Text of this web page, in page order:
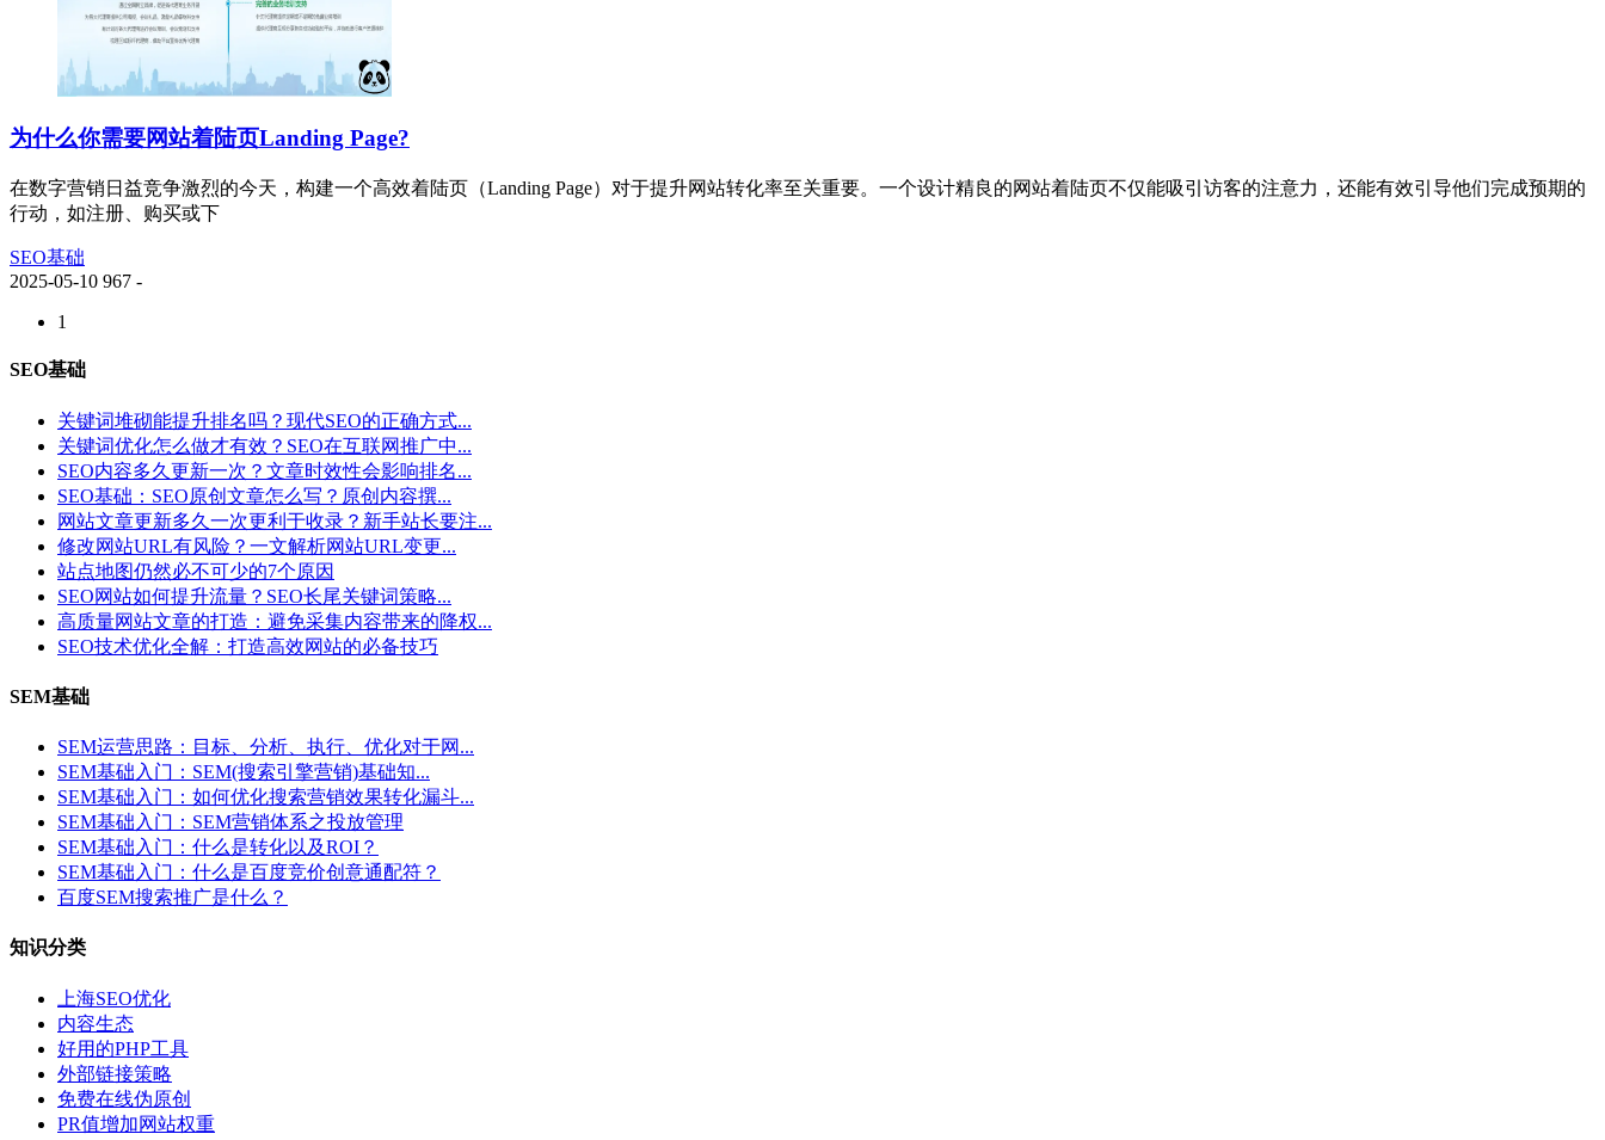
为什么你需要网站着陆页Landing Page?
在数字营销日益竞争激烈的今天，构建一个高效着陆页（Landing Page）对于提升网站转化率至关重要。一个设计精良的网站着陆页不仅能吸引访客的注意力，还能有效引导他们完成预期的
行动，如注册、购买或下
SEO基础
2025-05-10 967 -
1
SEO基础
关键词堆砌能提升排名吗？现代SEO的正确方式...
关键词优化怎么做才有效？SEO在互联网推广中...
SEO内容多久更新一次？文章时效性会影响排名...
SEO基础：SEO原创文章怎么写？原创内容撰...
网站文章更新多久一次更利于收录？新手站长要注...
修改网站URL有风险？一文解析网站URL变更...
站点地图仍然必不可少的7个原因
SEO网站如何提升流量？SEO长尾关键词策略...
高质量网站文章的打造：避免采集内容带来的降权...
SEO技术优化全解：打造高效网站的必备技巧
SEM基础
SEM运营思路：目标、分析、执行、优化对于网...
SEM基础入门：SEM(搜索引擎营销)基础知...
SEM基础入门：如何优化搜索营销效果转化漏斗...
SEM基础入门：SEM营销体系之投放管理
SEM基础入门：什么是转化以及ROI？
SEM基础入门：什么是百度竞价创意通配符？
百度SEM搜索推广是什么？
知识分类
上海SEO优化
内容生态
好用的PHP工具
外部链接策略
免费在线伪原创
PR值增加网站权重